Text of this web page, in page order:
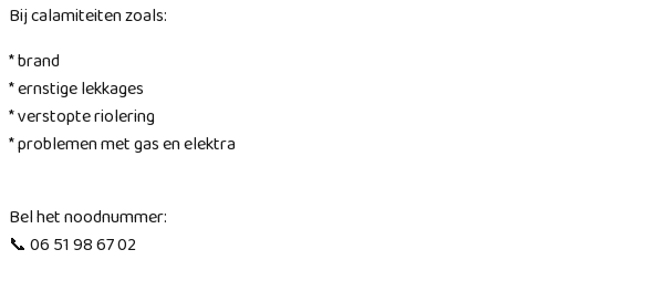
Bij calamiteiten zoals:
* brand
* ernstige lekkages
* verstopte riolering
* problemen met gas en elektra
Bel het noodnummer:
📞 06 51 98 67 02